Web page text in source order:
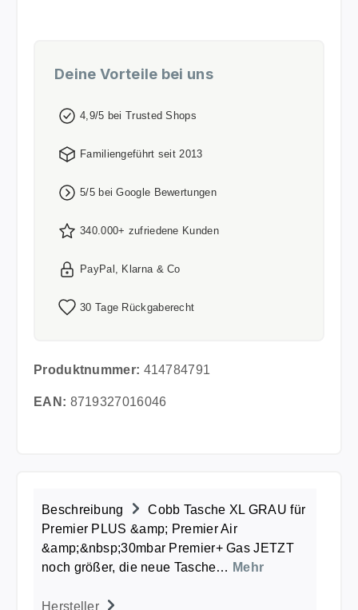
Deine Vorteile bei uns
4,9/5 bei Trusted Shops
Familiengeführt seit 2013
5/5 bei Google Bewertungen
340.000+ zufriedene Kunden
PayPal, Klarna & Co
30 Tage Rückgaberecht
Produktnummer: 414784791
EAN: 8719327016046
Beschreibung
Cobb Tasche XL GRAU für
Premier PLUS &amp; Premier Air
&amp;&nbsp;30mbar Premier+ Gas JETZT
noch größer, die neue Tasche… Mehr
Hersteller